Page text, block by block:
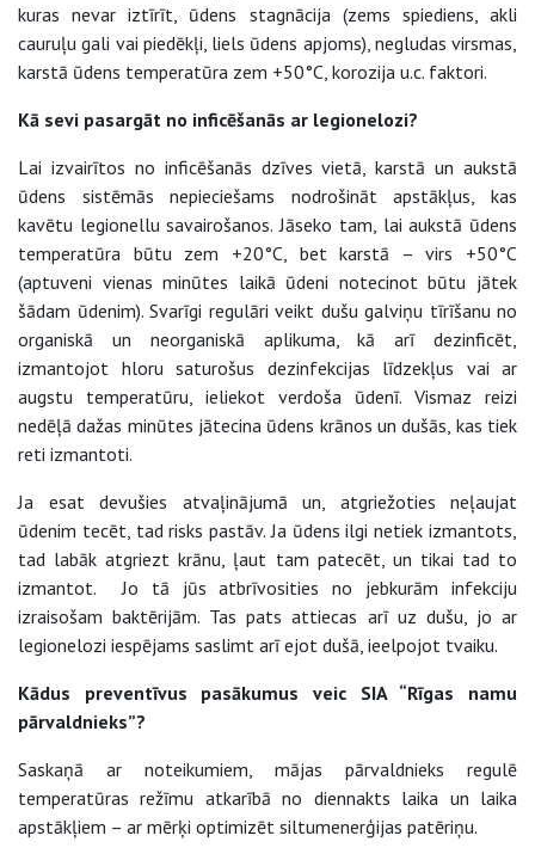
kuras nevar iztīrīt, ūdens stagnācija (zems spiediens, akli
cauruļu gali vai piedēkļi, liels ūdens apjoms), negludas virsmas,
karstā ūdens temperatūra zem +50°C, korozija u.c. faktori.
Kā sevi pasargāt no inficēšanās ar legionelozi?
Lai izvairītos no inficēšanās dzīves vietā, karstā un aukstā
ūdens sistēmās nepieciešams nodrošināt apstākļus, kas
kavētu legionellu savairošanos. Jāseko tam, lai aukstā ūdens
temperatūra būtu zem +20°C, bet karstā – virs +50°C
(aptuveni vienas minūtes laikā ūdeni notecinot būtu jātek
šādam ūdenim). Svarīgi regulāri veikt dušu galviņu tīrīšanu no
organiskā un neorganiskā aplikuma, kā arī dezinficēt,
izmantojot hloru saturošus dezinfekcijas līdzekļus vai ar
augstu temperatūru, ieliekot verdoša ūdenī. Vismaz reizi
nedēļā dažas minūtes jātecina ūdens krānos un dušās, kas tiek
reti izmantoti.
Ja esat devušies atvaļinājumā un, atgriežoties neļaujat
ūdenim tecēt, tad risks pastāv. Ja ūdens ilgi netiek izmantots,
tad labāk atgriezt krānu, ļaut tam patecēt, un tikai tad to
izmantot. Jo tā jūs atbrīvosities no jebkurām infekciju
izraisošam baktērijām. Tas pats attiecas arī uz dušu, jo ar
legionelozi iespējams saslimt arī ejot dušā, ieelpojot tvaiku.
Kādus preventīvus pasākumus veic SIA “Rīgas namu
pārvaldnieks”?
Saskaņā ar noteikumiem, mājas pārvaldnieks regulē
temperatūras režīmu atkarībā no diennakts laika un laika
apstākļiem – ar mērķi optimizēt siltumenerģijas patēriņu.